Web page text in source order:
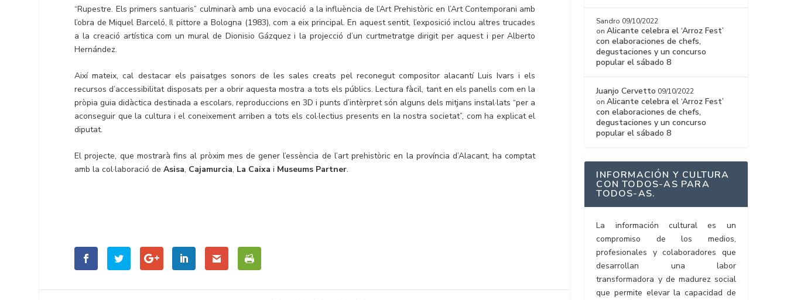
“Rupestre. Els primers santuaris” culminarà amb una evocació a la influència de l’Art Prehistòric en l’Art Contemporani amb
l’obra de Miquel Barceló, Il pittore a Bologna (1983), com a eix principal. En aquest sentit, l’exposició inclou altres trucades
a la creació artística com un mural de Dionisio Gázquez i la projecció d’un curtmetratge dirigit per aquest i per Alberto
Hernández.
Així mateix, cal destacar els paisatges sonors de les sales creats pel reconegut compositor alacantí Luis Ivars i els
recursos d’accessibilitat disposats per a obrir aquesta mostra a tots els públics. Lectura fàcil, tant en els panells com en la
pròpia guia didàctica destinada a escolars, reproduccions en 3D i punts d’intèrpret són alguns dels mitjans instal·lats “per a
aconseguir que la cultura i el coneixement arriben a tots els col·lectius presents en la nostra societat”, com ha explicat el
diputat.
El projecte, que mostrarà fins al pròxim mes de gener l’essència de l’art prehistòric en la província d’Alacant, ha comptat
amb la col·laboració deAsisa, Cajamurcia, La Caixa i Museums Partner.
Sandro 09/10/2022
onAlicante celebra el ‘Arroz Fest’
con elaboraciones de chefs,
degustaciones y un concurso
popular el sábado 8
Juanjo Cervetto 09/10/2022
onAlicante celebra el ‘Arroz Fest’
con elaboraciones de chefs,
degustaciones y un concurso
popular el sábado 8
INFORMACIÓN Y CULTURA
CON TODOS-AS PARA
TODOS-AS.
La información cultural es un
compromiso de los medios,
profesionales y colaboradores que
desarrollan una labor
transformadora y de madurez social
que permite elevar la capacidad de